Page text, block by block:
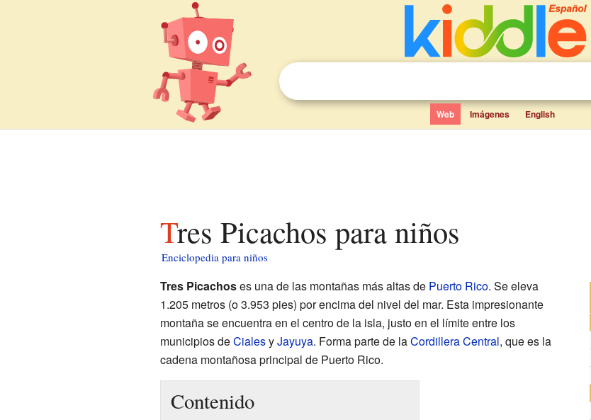
Web Imágenes English
Tres Picachos para niños
Enciclopedia para niños
Tres Picachoses una de las montañas más altas de Puerto Rico. Se eleva
1.205 metros (o 3.953 pies) por encima del nivel del mar. Esta impresionante
montaña se encuentra en el centro de la isla, justo en el límite entre los
municipios deCialesyJayuya. Forma parte de laCordillera Central, que es la
cadena montañosa principal de Puerto Rico.
Contenido